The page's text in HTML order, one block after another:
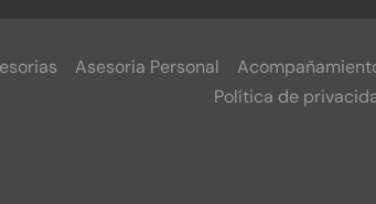
Asesoria Personal
Política de